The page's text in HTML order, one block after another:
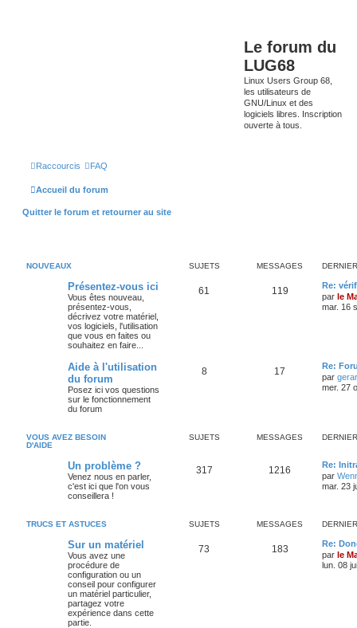
Le forum du
LUG68
Linux Users Group 68,
les utilisateurs de
GNU/Linux et des
logiciels libres. Inscription
ouverte à tous.
Raccourcis FAQ
Accueil du forum
Quitter le forum et retourner au site
NOUVEAUX SUJETS MESSAGES
Présentez-vous ici
Vous êtes nouveau,
présentez-vous,
décrivez votre matériel,
vos logiciels, l'utilisation
que vous en faites ou
souhaitez en faire...
61 119
Re:
par le
mar. 16
Aide à l'utilisation
du forum
Posez ici vos questions
sur le fonctionnement
du forum
8 17
Re:
par
mer. 27
VOUS AVEZ BESOIN
D'AIDE
SUJETS MESSAGES
Un problème ?
Venez nous en parler,
c'est ici que l'on vous
conseillera !
317 1216
Re:
par
mar. 23
TRUCS ET ASTUCES SUJETS MESSAGES
Sur un matériel
Vous avez une
procédure de
configuration ou un
conseil pour configurer
un matériel particulier,
partagez votre
expérience dans cette
partie.
73 183
Re:
par le
lun. 08